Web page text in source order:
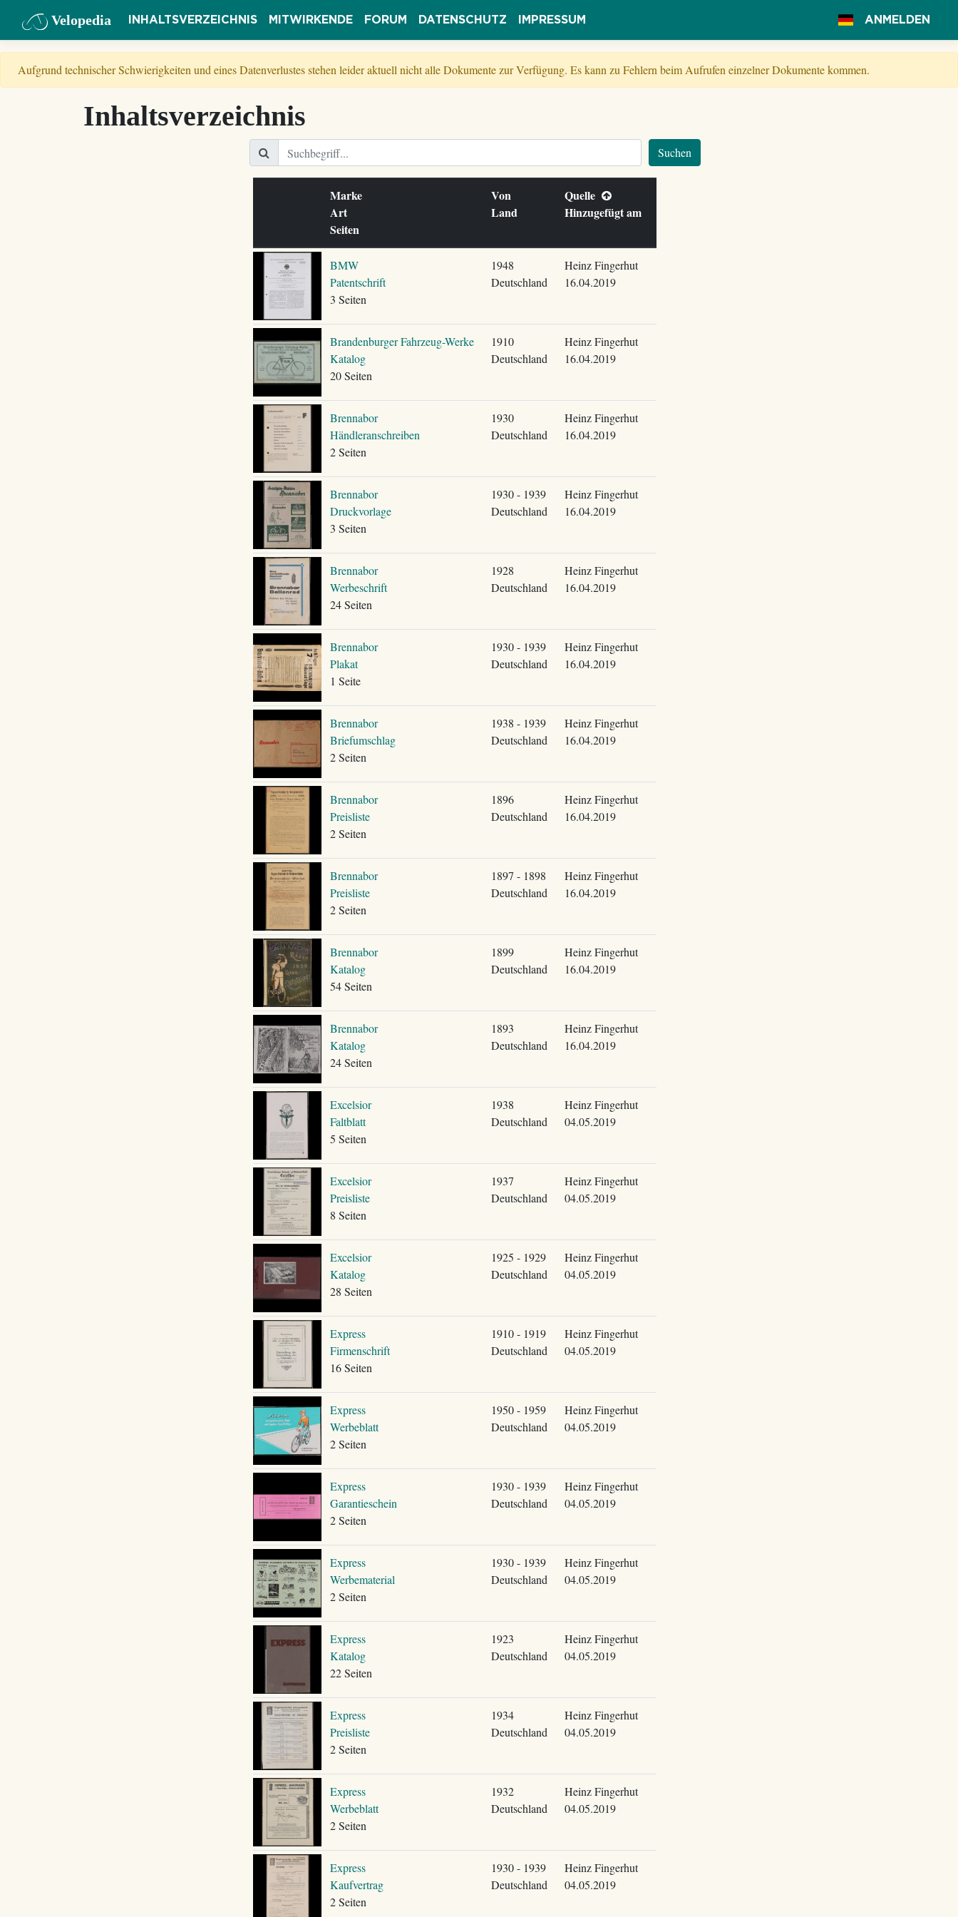
Velopedia INHALTSVERZEICHNIS MITWIRKENDE FORUM DATENSCHUTZ IMPRESSUM ANMELDEN
Aufgrund technischer Schwierigkeiten und eines Datenverlustes stehen leider aktuell nicht alle Dokumente zur Verfügung. Es kann zu Fehlern beim Aufrufen einzelner Dokumente kommen.
Inhaltsverzeichnis
Suchen
Marke
Art
Seiten
Von
Land
Quelle
Hinzugefügt am
BMW
Patentschrift
3 Seiten
1948
Deutschland
Heinz Fingerhut
16.04.2019
Brandenburger Fahrzeug-Werke
Katalog
20 Seiten
1910
Deutschland
Heinz Fingerhut
16.04.2019
Brennabor
Händleranschreiben
2 Seiten
1930
Deutschland
Heinz Fingerhut
16.04.2019
Brennabor
Druckvorlage
3 Seiten
1930 - 1939
Deutschland
Heinz Fingerhut
16.04.2019
Brennabor
Werbeschrift
24 Seiten
1928
Deutschland
Heinz Fingerhut
16.04.2019
Brennabor
Plakat
1 Seite
1930 - 1939
Deutschland
Heinz Fingerhut
16.04.2019
Brennabor
Briefumschlag
2 Seiten
1938 - 1939
Deutschland
Heinz Fingerhut
16.04.2019
Brennabor
Preisliste
2 Seiten
1896
Deutschland
Heinz Fingerhut
16.04.2019
Brennabor
Preisliste
2 Seiten
1897 - 1898
Deutschland
Heinz Fingerhut
16.04.2019
Brennabor
Katalog
54 Seiten
1899
Deutschland
Heinz Fingerhut
16.04.2019
Brennabor
Katalog
24 Seiten
1893
Deutschland
Heinz Fingerhut
16.04.2019
Excelsior
Faltblatt
5 Seiten
1938
Deutschland
Heinz Fingerhut
04.05.2019
Excelsior
Preisliste
8 Seiten
1937
Deutschland
Heinz Fingerhut
04.05.2019
Excelsior
Katalog
28 Seiten
1925 - 1929
Deutschland
Heinz Fingerhut
04.05.2019
Express
Firmenschrift
16 Seiten
1910 - 1919
Deutschland
Heinz Fingerhut
04.05.2019
Express
Werbeblatt
2 Seiten
1950 - 1959
Deutschland
Heinz Fingerhut
04.05.2019
Express
Garantieschein
2 Seiten
1930 - 1939
Deutschland
Heinz Fingerhut
04.05.2019
Express
Werbematerial
2 Seiten
1930 - 1939
Deutschland
Heinz Fingerhut
04.05.2019
Express
Katalog
22 Seiten
1923
Deutschland
Heinz Fingerhut
04.05.2019
Express
Preisliste
2 Seiten
1934
Deutschland
Heinz Fingerhut
04.05.2019
Express
Werbeblatt
2 Seiten
1932
Deutschland
Heinz Fingerhut
04.05.2019
Express
Kaufvertrag
2 Seiten
1930 - 1939
Deutschland
Heinz Fingerhut
04.05.2019